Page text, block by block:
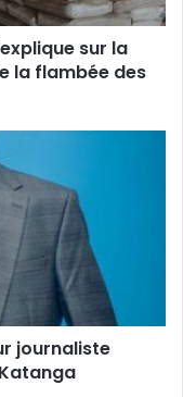
sur la
la flambée des
journaliste